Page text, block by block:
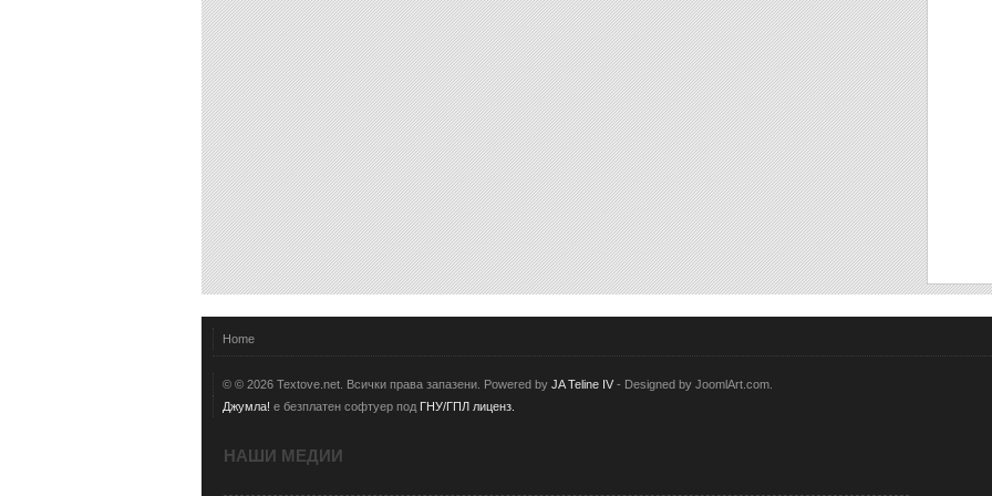
Home
© © 2026 Textove.net. Всички права запазени. Powered by JA Teline IV - Designed by JoomlArt.com.
Джумла! е безплатен софтуер под ГНУ/ГПЛ лиценз.
НАШИ МЕДИИ